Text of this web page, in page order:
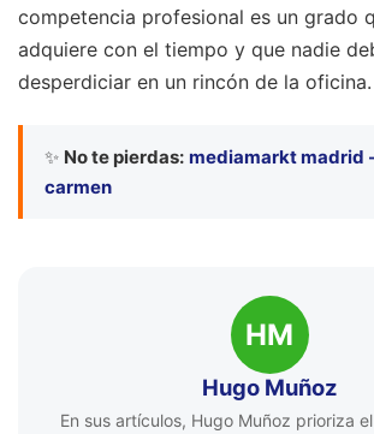
competencia profesional es un grado
adquiere con el tiempo y que nadie
desperdiciar en un rincón de la oficina.
✨ No te pierdas: mediamarkt madrid
carmen
HM
Hugo Muñoz
En sus artículos, Hugo Muñoz prioriza